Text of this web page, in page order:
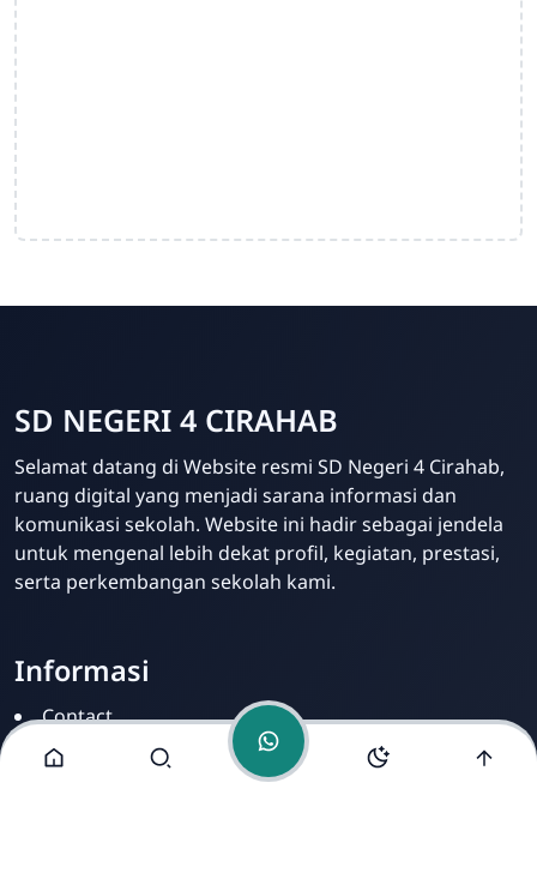
Admin
Online
SD NEGERI 4 CIRAHAB
Selamat datang di Website resmi SD Negeri 4 Cirahab,
ruang digital yang menjadi sarana informasi dan
komunikasi sekolah. Website ini hadir sebagai jendela
untuk mengenal lebih dekat profil, kegiatan, prestasi,
serta perkembangan sekolah kami.
Informasi
Contact
Disclamer